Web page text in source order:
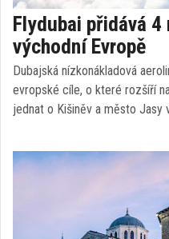
Flydubai přidává
východní Evropě
Dubajská nízkonákladová
evropské cíle, o které rozšíří
jednat o Kišiněv a město Jasy